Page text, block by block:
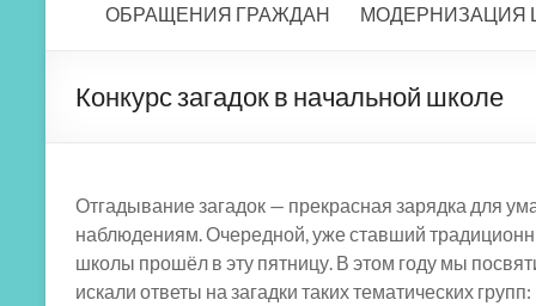
ОБРАЩЕНИЯ ГРАЖДАН
МОДЕРНИЗАЦИЯ
Конкурс загадок в начальной школе
Отгадывание загадок — прекрасная зарядка для
наблюдениям. Очередной, уже ставший
школы прошёл в эту пятницу. В этом году мы
искали ответы на загадки таких тематических